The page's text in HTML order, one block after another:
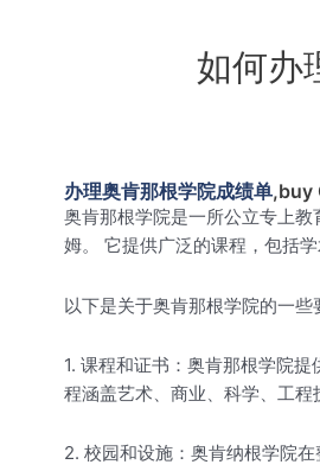
如何办
办理奥肯那根学院成绩单,buy
奥肯那根学院是一所公立专上
姆。 它提供广泛的课程，包括
以下是关于奥肯那根学院的一些
1. 课程和证书：奥肯那根学院
程涵盖艺术、商业、科学、工程
2. 校园和设施：奥肯纳根学院